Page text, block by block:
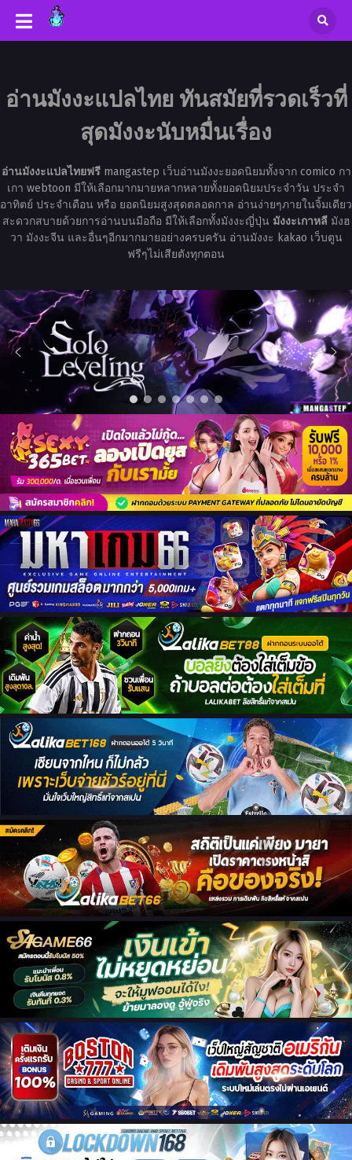
อ่านมังงะแปลไทย ทันสมัยที่รวดเร็วที่
สุดมังงะนับหมื่นเรื่อง
อ่านมังงะแปลไทยฟรีmangastep เว็บอ่านมังงะยอดนิยมทั้งจาก comico กา
เกา webtoon มีให้เลือกมากมายหลากหลายทั้งยอดนิยมประจำวัน ประจำ
อาทิตย์ ประจำเดือน หรือ ยอดนิยมสูงสุดตลอดกาล อ่านง่ายๆภายในจิ้มเดียว
สะดวกสบายด้วยการอ่านบนมือถือ มีให้เลือกทั้งมังงะญี่ปุ่น มังงะเกาหลีมังฮ
วา มังงะจีน และอื่นๆอีกมากมายอย่างครบครัน อ่านมังงะ kakao เว็บตูน
ฟรีๆไม่เสียตังทุกตอน